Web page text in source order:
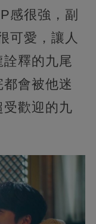
感很強，副
可愛，讓人
釋的九尾
會被他迷
歡迎的九